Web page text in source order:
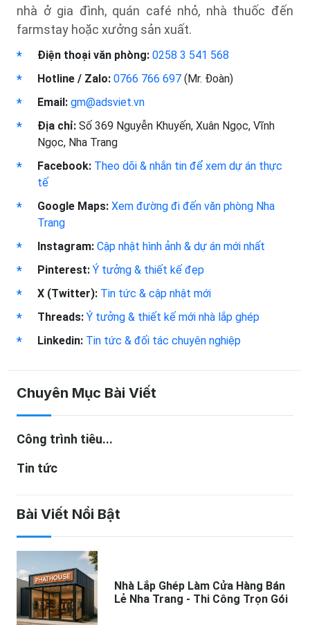
nhà ở gia đình, quán café nhỏ, nhà thuốc đến
farmstay hoặc xưởng sản xuất.
Điện thoại văn phòng: 0258 3 541 568
Hotline / Zalo: 0766 766 697 (Mr. Đoàn)
Email: gm@adsviet.vn
Địa chỉ: Số 369 Nguyễn Khuyến, Xuân Ngọc, Vĩnh
Ngọc, Nha Trang
Facebook: Theo dõi & nhắn tin để xem dự án thực
tế
Google Maps: Xem đường đi đến văn phòng Nha
Trang
Instagram: Cập nhật hình ảnh & dự án mới nhất
Pinterest: Ý tưởng & thiết kế đẹp
X (Twitter): Tin tức & cập nhật mới
Threads: Ý tưởng & thiết kế mới nhà lắp ghép
Linkedin: Tin tức & đối tác chuyên nghiệp
Chuyên Mục Bài Viết
Công trình tiêu...
Tin tức
Bài Viết Nổi Bật
Nhà Lắp Ghép Làm Cửa Hàng Bán
Lẻ Nha Trang - Thi Công Trọn Gói